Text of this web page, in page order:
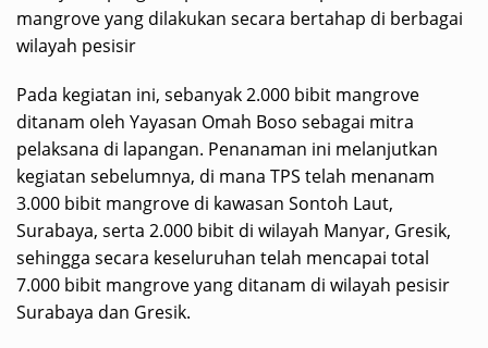
mangrove yang dilakukan secara bertahap di berbagai
wilayah pesisir
Pada kegiatan ini, sebanyak 2.000 bibit mangrove
ditanam oleh Yayasan Omah Boso sebagai mitra
pelaksana di lapangan. Penanaman ini melanjutkan
kegiatan sebelumnya, di mana TPS telah menanam
3.000 bibit mangrove di kawasan Sontoh Laut,
Surabaya, serta 2.000 bibit di wilayah Manyar, Gresik,
sehingga secara keseluruhan telah mencapai total
7.000 bibit mangrove yang ditanam di wilayah pesisir
Surabaya dan Gresik.